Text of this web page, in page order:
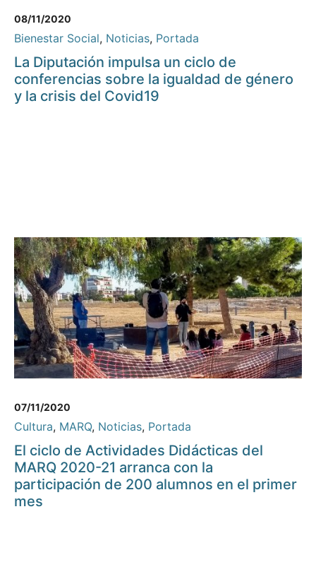
08/11/2020
Bienestar Social, Noticias, Portada
La Diputación impulsa un ciclo de
conferencias sobre la igualdad de género
y la crisis del Covid19
07/11/2020
Cultura, MARQ, Noticias, Portada
El ciclo de Actividades Didácticas del
MARQ 2020-21 arranca con la
participación de 200 alumnos en el primer
mes